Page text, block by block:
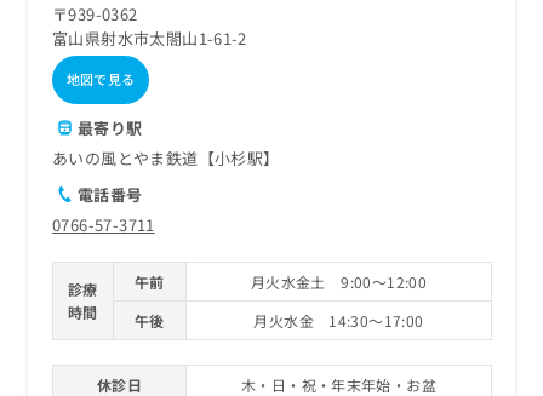
〒939-0362
富山県射水市太閤山1-61-2
地図で見る
最寄り駅
あいの風とやま鉄道【小杉駅】
電話番号
0766-57-3711
診療
時間
午前
月火水金土 9:00～12:00
午後
月火水金 14:30～17:00
休診日 木・日・祝・年末年始・お盆